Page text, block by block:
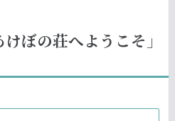
ぼの荘へようこそ」